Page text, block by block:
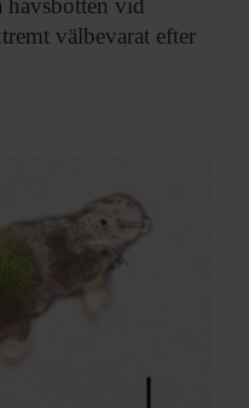
välbevarat efter